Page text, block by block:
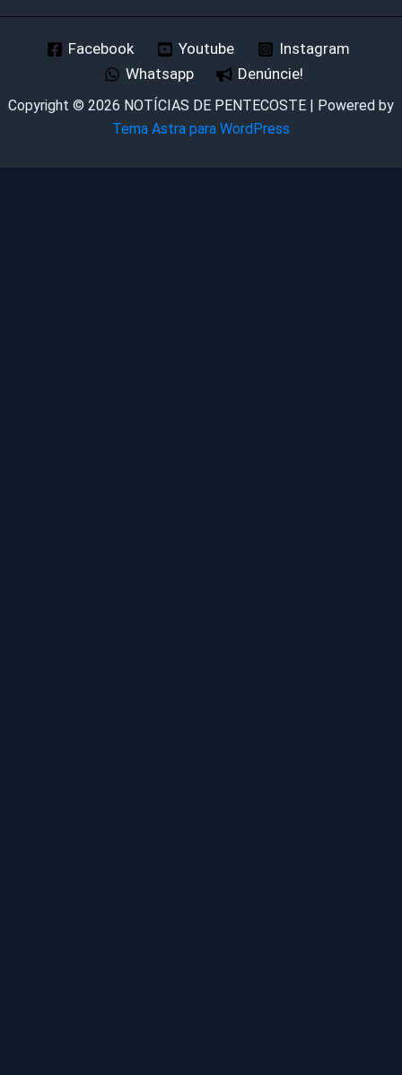
Facebook Youtube
Instagram
Whatsapp
Denúncie!
Copyright © 2026 NOTÍCIAS DE PENTECOSTE | Powered by
Tema Astra para WordPress